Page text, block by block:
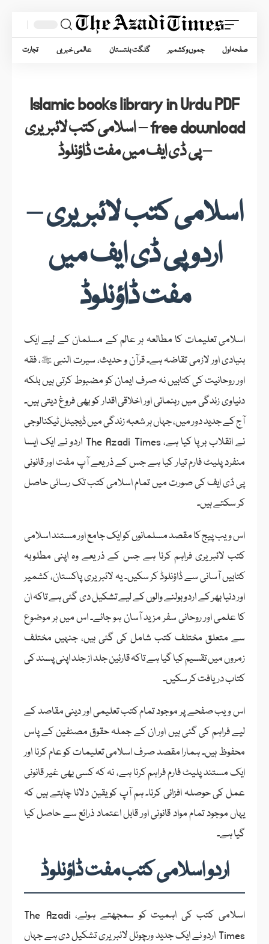
صفحہ اول جموں وکشمیر گلگت بلتستان عالمی خبریں تجارت
Islamic books library in Urdu PDF
free download – اسلامی کتب لائبریری
– پی ڈی ایف میں مفت ڈاؤنلوڈ
اسلامی کتب لائبریری –
اردو پی ڈی ایف میں
مفت ڈاؤنلوڈ
اسلامی تعلیمات کا مطالعہ ہر عالم کے مسلمان کے لیے ایک
بنیادی اور لازمی تقاضہ ہے۔ قرآن و حدیث، سیرت النبی ﷺ، فقہ
اور روحانیت کی کتابیں نہ صرف ایمان کو مضبوط کرتی ہیں بلکہ
دنیاوی زندگی میں رہنمائی اور اخلاقی اقدار کو بھی فروغ دیتی ہیں۔
آج کے جدید دور میں، جہاں ہر شعبہ زندگی میں ڈیجیٹل ٹیکنالوجی
نے انقلاب برپا کیا ہے، The Azadi Times اردو نے ایک ایسا
منفرد پلیٹ فارم تیار کیا ہے جس کے ذریعے آپ مفت اور قانونی
پی ڈی ایف کی صورت میں تمام اسلامی کتب تک رسائی حاصل
کر سکتے ہیں۔
اس ویب پیج کا مقصد مسلمانوں کو ایک جامع اور مستند اسلامی
کتب لائبریری فراہم کرنا ہے جس کے ذریعے وہ اپنی مطلوبہ
کتابیں آسانی سے ڈاؤنلوڈ کر سکیں۔ یہ لائبریری پاکستان، کشمیر
اور دنیا بھر کے اردو بولنے والوں کے لیے تشکیل دی گئی ہے تاکہ ان
کا علمی اور روحانی سفر مزید آسان ہو جائے۔ اس میں ہر موضوع
سے متعلق مختلف کتب شامل کی گئی ہیں، جنہیں مختلف
زمروں میں تقسیم کیا گیا ہے تاکہ قارئین جلد از جلد اپنی پسند کی
کتاب دریافت کر سکیں۔
اس ویب صفحے پر موجود تمام کتب تعلیمی اور دینی مقاصد کے
لیے فراہم کی گئی ہیں اور ان کے جملہ حقوق مصنفین کے پاس
محفوظ ہیں۔ ہمارا مقصد صرف اسلامی تعلیمات کو عام کرنا اور
ایک مستند پلیٹ فارم فراہم کرنا ہے، نہ کہ کسی بھی غیر قانونی
عمل کی حوصلہ افزائی کرنا۔ ہم آپ کو یقین دلانا چاہتے ہیں کہ
یہاں موجود تمام مواد قانونی اور قابل اعتماد ذرائع سے حاصل کیا
گیا ہے۔
اردو اسلامی کتب مفت ڈاؤنلوڈ
اسلامی کتب کی اہمیت کو سمجھتے ہوئے، The Azadi
Times اردو نے ایک جدید ورچوئل لائبریری تشکیل دی ہے جہاں